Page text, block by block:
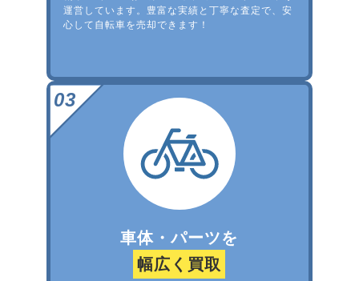
運営しています。豊富な実績と丁寧な査定で、安
心して自転車を売却できます！
車体・パーツを
幅広く買取